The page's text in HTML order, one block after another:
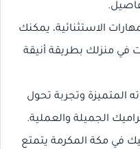
الاستثنائية، يمكنك
في منزلك بطريقة أنيقة
المتميزة وتجربة تحول
الجميلة والعملية.
في مكة المكرمة يتمتع